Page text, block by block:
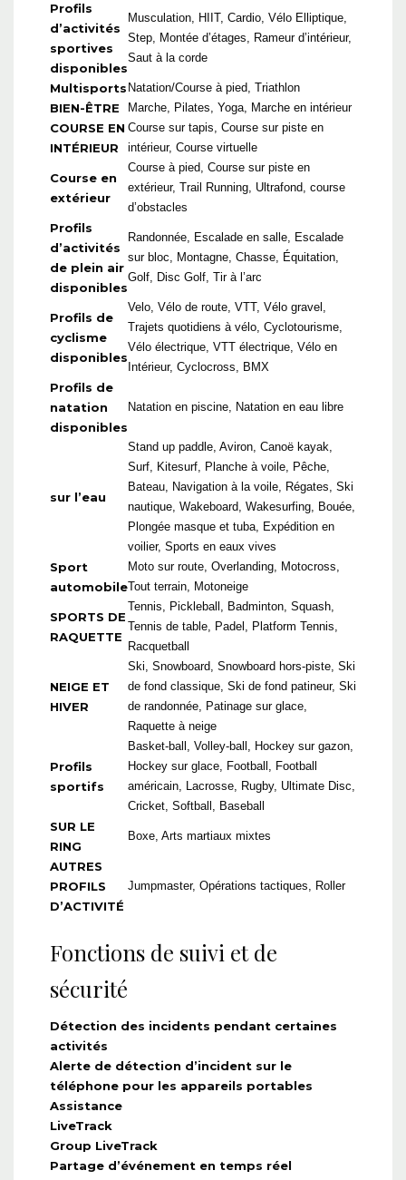
Profils
d’activités
sportives
disponibles
Musculation, HIIT, Cardio, Vélo Elliptique,
Step, Montée d’étages, Rameur d’intérieur,
Saut à la corde
Multisports Natation/Course à pied, Triathlon
BIEN-ÊTRE Marche, Pilates, Yoga, Marche en intérieur
COURSE EN
INTÉRIEUR
Course sur tapis, Course sur piste en
intérieur, Course virtuelle
Course en
extérieur
Course à pied, Course sur piste en
extérieur, Trail Running, Ultrafond, course
d’obstacles
Profils
d’activités
de plein air
disponibles
Randonnée, Escalade en salle, Escalade
sur bloc, Montagne, Chasse, Équitation,
Golf, Disc Golf, Tir à l’arc
Profils de
cyclisme
disponibles
Velo, Vélo de route, VTT, Vélo gravel,
Trajets quotidiens à vélo, Cyclotourisme,
Vélo électrique, VTT électrique, Vélo en
Intérieur, Cyclocross, BMX
Profils de
natation
disponibles
Natation en piscine, Natation en eau libre
sur l’eau
Stand up paddle, Aviron, Canoë kayak,
Surf, Kitesurf, Planche à voile, Pêche,
Bateau, Navigation à la voile, Régates, Ski
nautique, Wakeboard, Wakesurfing, Bouée,
Plongée masque et tuba, Expédition en
voilier, Sports en eaux vives
Sport
automobile
Moto sur route, Overlanding, Motocross,
Tout terrain, Motoneige
SPORTS DE
RAQUETTE
Tennis, Pickleball, Badminton, Squash,
Tennis de table, Padel, Platform Tennis,
Racquetball
NEIGE ET
HIVER
Ski, Snowboard, Snowboard hors-piste, Ski
de fond classique, Ski de fond patineur, Ski
de randonnée, Patinage sur glace,
Raquette à neige
Profils
sportifs
Basket-ball, Volley-ball, Hockey sur gazon,
Hockey sur glace, Football, Football
américain, Lacrosse, Rugby, Ultimate Disc,
Cricket, Softball, Baseball
SUR LE
RING
Boxe, Arts martiaux mixtes
AUTRES
PROFILS
D’ACTIVITÉ
Jumpmaster, Opérations tactiques, Roller
Fonctions de suivi et de
sécurité
Détection des incidents pendant certaines
activités
Alerte de détection d’incident sur le
téléphone pour les appareils portables
Assistance
LiveTrack
Group LiveTrack
Partage d’événement en temps réel